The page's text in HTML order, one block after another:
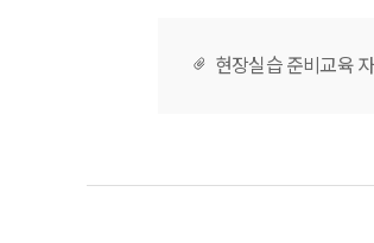
현장실습 준비교육